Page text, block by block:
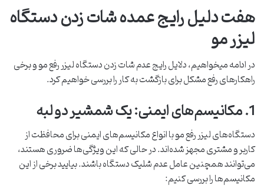
هفت دلیل رایج عمده شات زدن دستگاه
لیزر مو
در ادامه میخواهیم، دلایل رایج عدم شات زدن دستگاه لیزر رفع مو و برخی
راهکارهای رفع مشکل برای بازگشت به کار را بررسی خواهیم کرد.
1. مکانیسم‌های ایمنی: یک شمشیر دو لبه
دستگاه‌های لیزر رفع مو با انواع مکانیسم‌های ایمنی برای محافظت از
کاربر و مشتری مجهز شده‌اند. در حالی که این ویژگی‌ها ضروری هستند،
می‌توانند همچنین عامل عدم شلیک دستگاه باشند. بیایید برخی از این
مکانیسم‌ها را بررسی کنیم: